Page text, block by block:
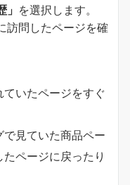
」 を選択します。
訪問したページを確
いたページをすぐ
見ていた商品ペー
ページに戻ったり